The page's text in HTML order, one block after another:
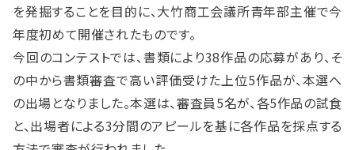
を発掘することを目的に、大竹商工会議所青年部主催で今
年度初めて開催されたものです。
今回のコンテストでは、書類により38作品の応募があり、そ
の中から書類審査で高い評価受けた上位5作品が、本選へ
の出場となりました。本選は、審査員5名が、各5作品の試食
と、出場者による3分間のアピールを基に各作品を採点する